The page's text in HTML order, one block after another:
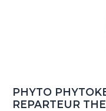
PHYTO
REPARTEUR